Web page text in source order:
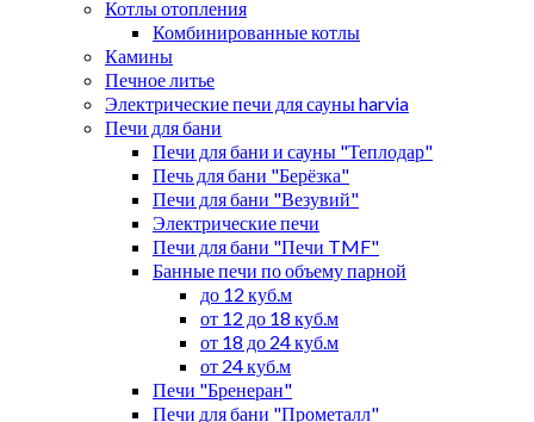
Котлы отопления
Комбинированные котлы
Камины
Печное литье
Электрические печи для сауны harvia
Печи для бани
Печи для бани и сауны "Теплодар"
Печь для бани "Берёзка"
Печи для бани "Везувий"
Электрические печи
Печи для бани "Печи TMF"
Банные печи по объему парной
до 12 куб.м
от 12 до 18 куб.м
от 18 до 24 куб.м
от 24 куб.м
Печи "Бренеран"
Печи для бани "Прометалл"